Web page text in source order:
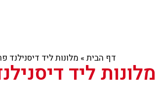
דף הבית » מלונות ליד דיסנילנד
מלונות ליד